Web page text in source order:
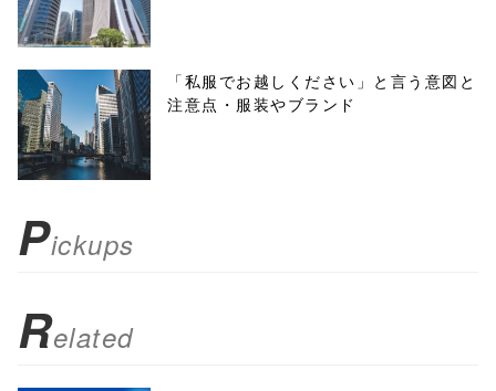
height=450,
menubar=no,
toolbar=no,
scrollbars=yes'
false;"> シェア
「私服でお越しください」と言う意図と
注意点・服装やブランド
Pickups
Related